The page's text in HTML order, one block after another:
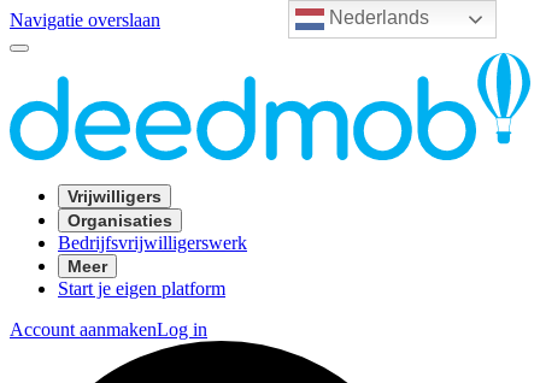
Nederlands
Navigatie overslaan
Vrijwilligers
Organisaties
Bedrijfsvrijwilligerswerk
Meer
Start je eigen platform
Account aanmakenLog in